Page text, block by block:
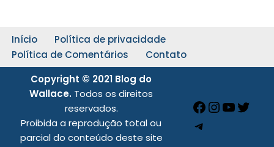
Início
Política de privacidade
Política de Comentários
Contato
Copyright © 2021 Blog do
Wallace. Todos os direitos
reservados.
Proibida a reprodução total ou
parcial do conteúdo deste site